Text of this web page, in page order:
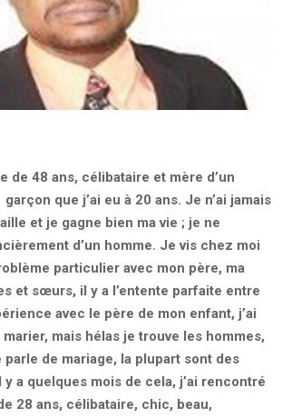
de 48 ans, célibataire et mère d’un
que j’ai eu à 20 ans. Je n’ai jamais
et je gagne bien ma vie ; je ne
d’un homme. Je vis chez moi
particulier avec mon père, ma
et sœurs, il y a l’entente parfaite entre
avec le père de mon enfant, j’ai
mais hélas je trouve les hommes,
parle de mariage, la plupart sont des
y a quelques mois de cela, j’ai rencontré
28 ans, célibataire, chic, beau,